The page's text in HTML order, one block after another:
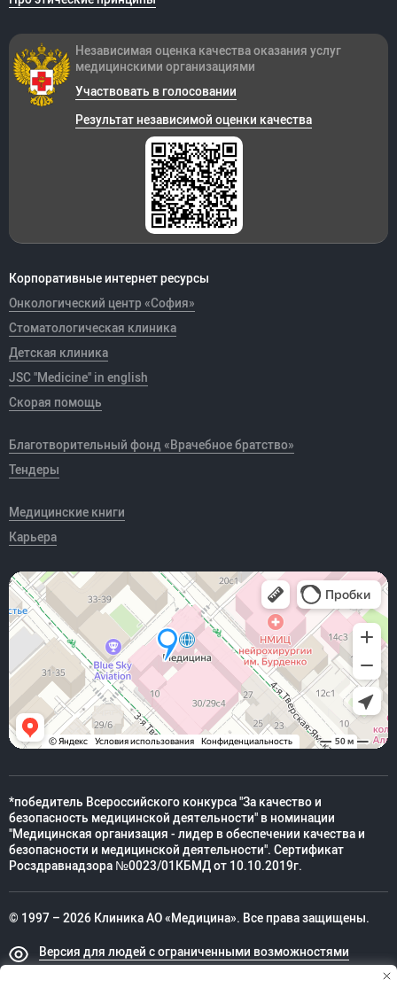
Корпоративные интернет ресурсы
Онкологический центр «София»
Стоматологическая клиника
Детская клиника
JSC "Medicine" in english
Скорая помощь
Благотворительный фонд «Врачебное братство»
Тендеры
Медицинские книги
Карьера
Независимая оценка качества оказания услуг
медицинскими организациями
Участвовать в голосовании
Результат независимой оценки качества
*победитель Всероссийского конкурса "За качество и
безопасность медицинской деятельности" в номинации
"Медицинская организация - лидер в обеспечении качества и
безопасности и медицинской деятельности". Сертификат
Росздравнадзора №0023/01КБМД от 10.10.2019г.
© 1997 – 2026 Клиника АО «Медицина». Все права защищены.
Версия для людей с ограниченными возможностями